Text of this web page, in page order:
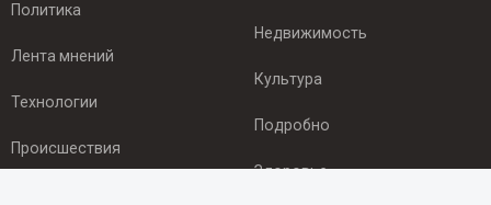
Политика
Лента мнений
Технологии
Происшествия
Недвижимость
Культура
Подробно
Здоровье